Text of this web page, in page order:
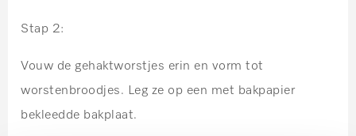
Stap 2:
Vouw de gehaktworstjes erin en vorm tot
worstenbroodjes. Leg ze op een met bakpapier
bekleedde bakplaat.